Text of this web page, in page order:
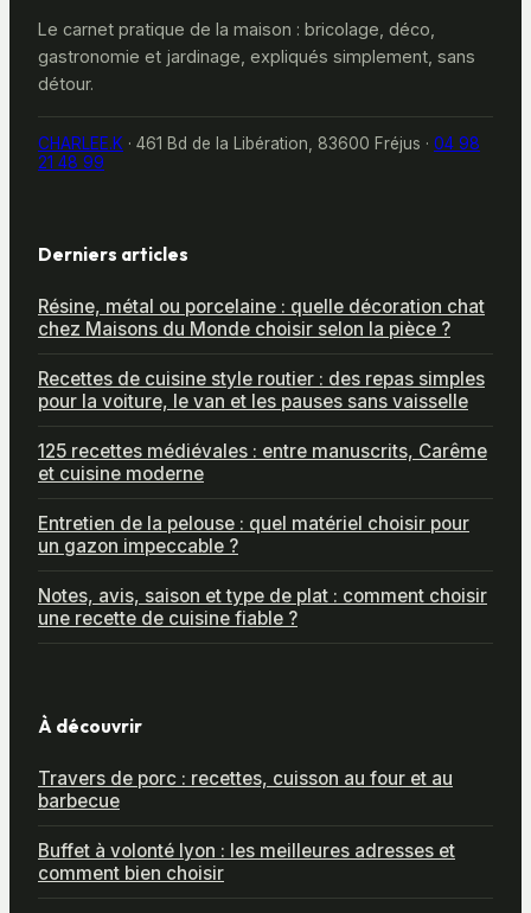
Le carnet pratique de la maison : bricolage, déco,
gastronomie et jardinage, expliqués simplement, sans
détour.
CHARLEE.K · 461 Bd de la Libération, 83600 Fréjus · 04 98
21 48 99
Derniers articles
Résine, métal ou porcelaine : quelle décoration chat
chez Maisons du Monde choisir selon la pièce ?
Recettes de cuisine style routier : des repas simples
pour la voiture, le van et les pauses sans vaisselle
125 recettes médiévales : entre manuscrits, Carême
et cuisine moderne
Entretien de la pelouse : quel matériel choisir pour
un gazon impeccable ?
Notes, avis, saison et type de plat : comment choisir
une recette de cuisine fiable ?
À découvrir
Travers de porc : recettes, cuisson au four et au
barbecue
Buffet à volonté lyon : les meilleures adresses et
comment bien choisir